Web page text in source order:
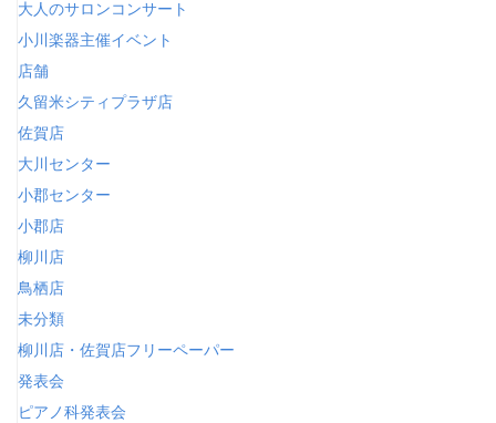
大人のサロンコンサート
小川楽器主催イベント
店舗
久留米シティプラザ店
佐賀店
大川センター
小郡センター
小郡店
柳川店
鳥栖店
未分類
柳川店・佐賀店フリーペーパー
発表会
ピアノ科発表会